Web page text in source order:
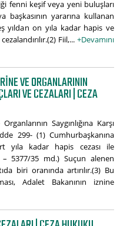
fenni keşif veya yeni buluşları
yararına kullanan
yıldan on yıla kadar hapis ve
Fiil,... +Devamını
VE ORGANLARININ
VE CEZALARI | CEZA
Saygınlığına Karşı
299- (1) Cumhurbaşkanına
yıla kadar hapis cezası ile
– 5377/35 md.) Suçun alenen
biri oranında artırılır.(3) Bu
Adalet Bakanının iznine